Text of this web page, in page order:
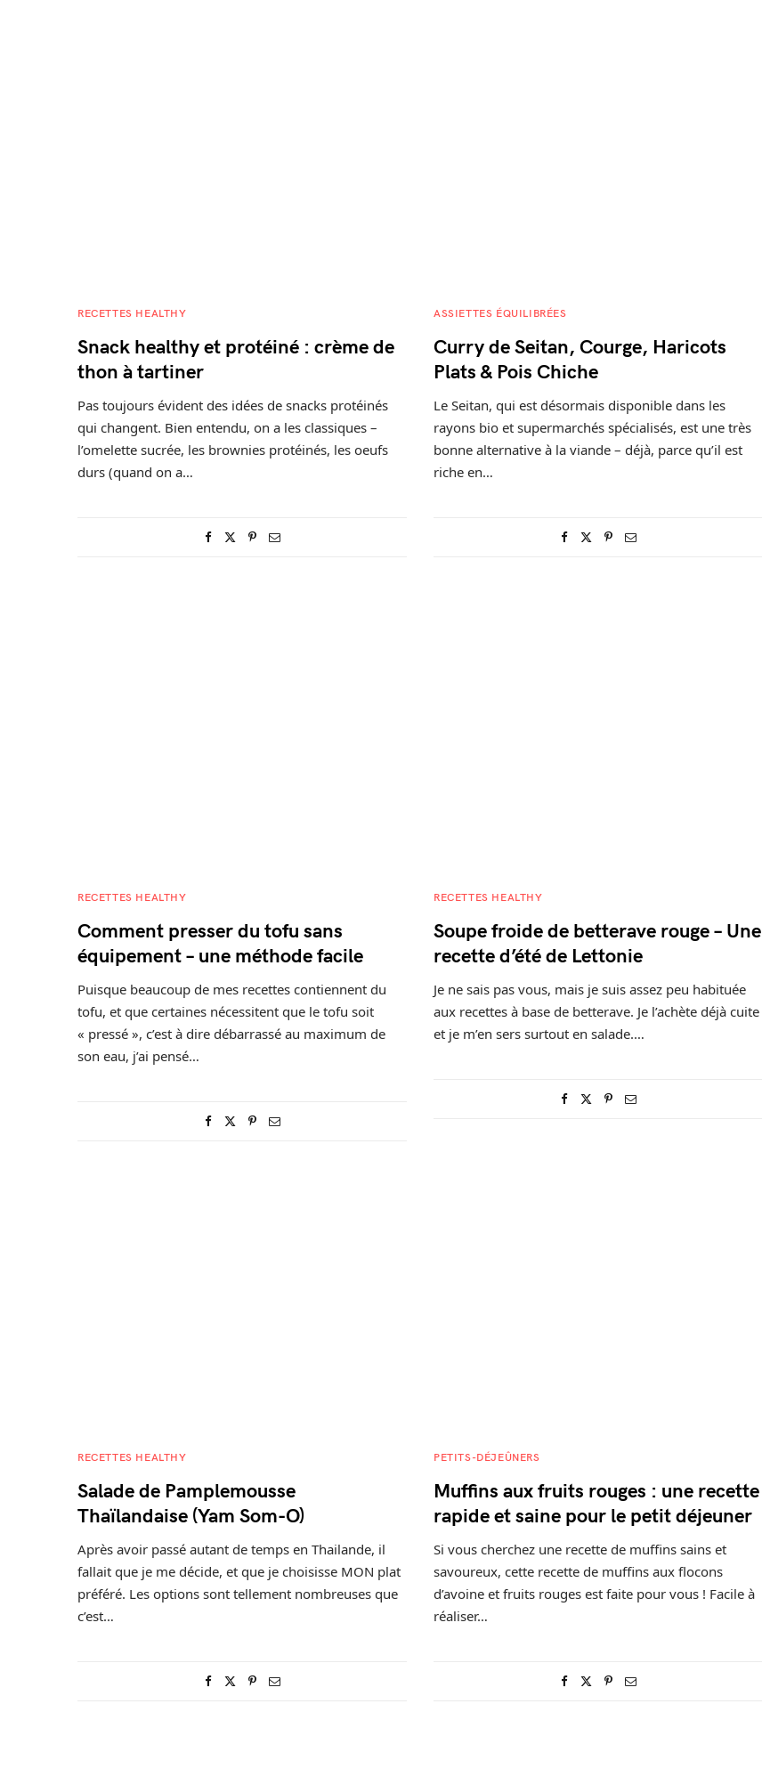
RECETTES HEALTHY
Snack healthy et protéiné : crème de
thon à tartiner
Pas toujours évident des idées de snacks protéinés
qui changent. Bien entendu, on a les classiques –
l’omelette sucrée, les brownies protéinés, les oeufs
durs (quand on a…
ASSIETTES ÉQUILIBRÉES
Curry de Seitan, Courge, Haricots
Plats & Pois Chiche
Le Seitan, qui est désormais disponible dans les
rayons bio et supermarchés spécialisés, est une très
bonne alternative à la viande – déjà, parce qu’il est
riche en…
RECETTES HEALTHY
Comment presser du tofu sans
équipement – une méthode facile
Puisque beaucoup de mes recettes contiennent du
tofu, et que certaines nécessitent que le tofu soit
« pressé », c’est à dire débarrassé au maximum de
son eau, j’ai pensé…
RECETTES HEALTHY
Soupe froide de betterave rouge – Une
recette d’été de Lettonie
Je ne sais pas vous, mais je suis assez peu habituée
aux recettes à base de betterave. Je l’achète déjà cuite
et je m’en sers surtout en salade.…
RECETTES HEALTHY
Salade de Pamplemousse
Thaïlandaise (Yam Som-O)
Après avoir passé autant de temps en Thailande, il
fallait que je me décide, et que je choisisse MON plat
préféré. Les options sont tellement nombreuses que
c’est…
PETITS-DÉJEÛNERS
Muffins aux fruits rouges : une recette
rapide et saine pour le petit déjeuner
Si vous cherchez une recette de muffins sains et
savoureux, cette recette de muffins aux flocons
d’avoine et fruits rouges est faite pour vous ! Facile à
réaliser…